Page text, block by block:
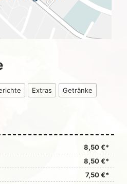
Extras Getränke
8,50 €*
8,50 €*
7,50 €*